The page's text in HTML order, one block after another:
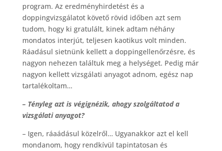
program. Az eredményhirdetést és a
doppingvizsgálatot követő rövid időben azt sem
tudom, hogy ki gratulált, kinek adtam néhány
mondatos interjút, teljesen kaotikus volt minden.
Ráadásul sietnünk kellett a doppingellenőrzésre, és
nagyon nehezen találtuk meg a helységet. Pedig már
nagyon kellett vizsgálati anyagot adnom, egész nap
tartalékoltam…
– Tényleg azt is végignézik, ahogy szolgáltatod a
vizsgálati anyagot?
– Igen, ráaádásul közelről… Ugyanakkor azt el kell
mondanom, hogy rendkívül tapintatosan és